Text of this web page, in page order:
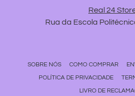
Real 24
Rua da Escola
SOBRE NÓS COMO COMPRAR
POLÍTICA DE PRIVACIDADE
LIVRO DE